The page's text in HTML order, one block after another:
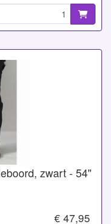
zwart - 54"
€ 47,95